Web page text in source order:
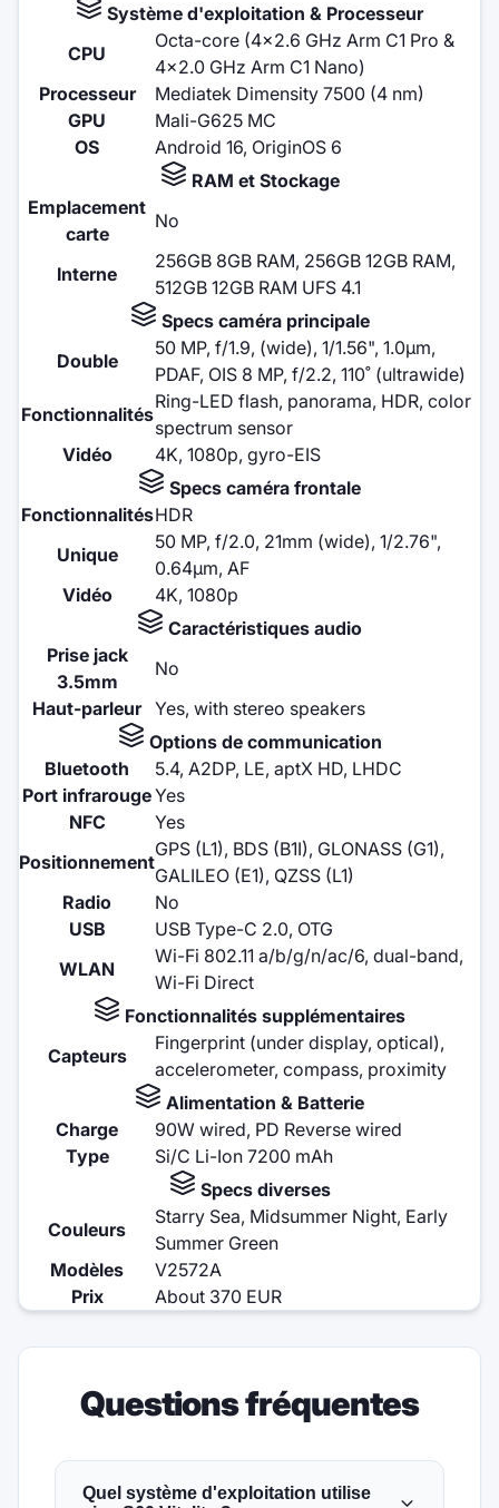
Système d'exploitation & Processeur
CPU
Octa-core (4x2.6 GHz Arm C1 Pro &
4x2.0 GHz Arm C1 Nano)
Processeur
Mediatek Dimensity 7500 (4 nm)
GPU
Mali-G625 MC
OS
Android 16, OriginOS 6
RAM et Stockage
Emplacement
carte
No
Interne
256GB 8GB RAM, 256GB 12GB RAM,
512GB 12GB RAM UFS 4.1
Specs caméra principale
Double
50 MP, f/1.9, (wide), 1/1.56", 1.0µm,
PDAF, OIS 8 MP, f/2.2, 110˚ (ultrawide)
Fonctionnalités
Ring-LED flash, panorama, HDR, color
spectrum sensor
Vidéo
4K, 1080p, gyro-EIS
Specs caméra frontale
FonctionnalitésHDR
Unique
50 MP, f/2.0, 21mm (wide), 1/2.76",
0.64µm, AF
Vidéo
4K, 1080p
Caractéristiques audio
Prise jack
3.5mm
No
Haut-parleur Yes, with stereo speakers
Options de communication
Bluetooth
5.4, A2DP, LE, aptX HD, LHDC
Port infrarougeYes
NFC
Yes
Positionnement
GPS (L1), BDS (B1I), GLONASS (G1),
GALILEO (E1), QZSS (L1)
Radio
No
USB
USB Type-C 2.0, OTG
WLAN
Wi-Fi 802.11 a/b/g/n/ac/6, dual-band,
Wi-Fi Direct
Fonctionnalités supplémentaires
Capteurs
Fingerprint (under display, optical),
accelerometer, compass, proximity
Alimentation & Batterie
Charge
90W wired, PD Reverse wired
Type
Si/C Li-Ion 7200 mAh
Specs diverses
Couleurs
Starry Sea, Midsummer Night, Early
Summer Green
Modèles
V2572A
Prix
About 370 EUR
Questions fréquentes
Quel système d'exploitation utilise